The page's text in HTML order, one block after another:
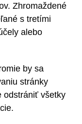
Zhromaždené
s tretími
alebo
by sa
stránky
odstrániť všetky